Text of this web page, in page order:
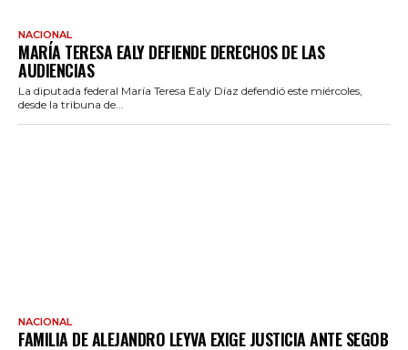
NACIONAL
MARÍA TERESA EALY DEFIENDE DERECHOS DE LAS
AUDIENCIAS
La diputada federal María Teresa Ealy Díaz defendió este miércoles,
desde la tribuna de...
NACIONAL
FAMILIA DE ALEJANDRO LEYVA EXIGE JUSTICIA ANTE SEGOB